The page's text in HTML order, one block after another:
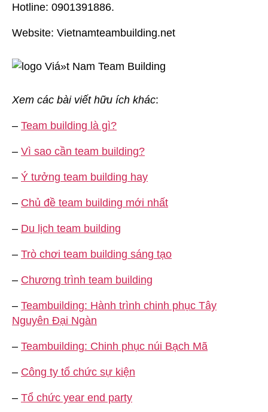
Hotline: 0901391886.
Website: Vietnamteambuilding.net
Xem các bài viết hữu ích khác:
– Team building là gì?
– Vì sao cần team building?
– Ý tưởng team building hay
– Chủ đề team building mới nhất
– Du lịch team building
– Trò chơi team building sáng tạo
– Chương trình team building
– Teambuilding: Hành trình chinh phục Tây
Nguyên Đại Ngàn
– Teambuilding: Chinh phục núi Bạch Mã
– Công ty tổ chức sự kiện
– Tổ chức year end party